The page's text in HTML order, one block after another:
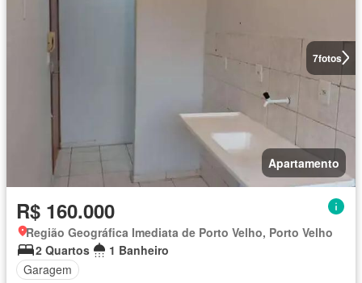
7fotos
Apartamento
R$ 160.000
Região Geográfica Imediata de Porto Velho, Porto Velho
2 Quartos
1 Banheiro
Garagem